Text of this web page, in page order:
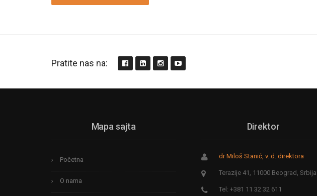
Pratite nas na:
Mapa sajta
Početna
O nama
Direktor
dr Miloš Stanić, v. d. direktora
Terazije 41, 11000 Beograd, Srbija
Tel: +381 11 32 32 611